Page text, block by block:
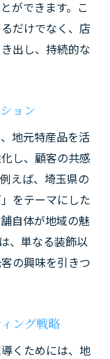
ができます。こ
だけでなく、店
出し、持続的な
ョン
地元特産品を活
し、顧客の共感
えば、埼玉県の
をテーマにした
自体が地域の魅
、単なる装飾以
の興味を引きつ
ング戦略
くためには、地